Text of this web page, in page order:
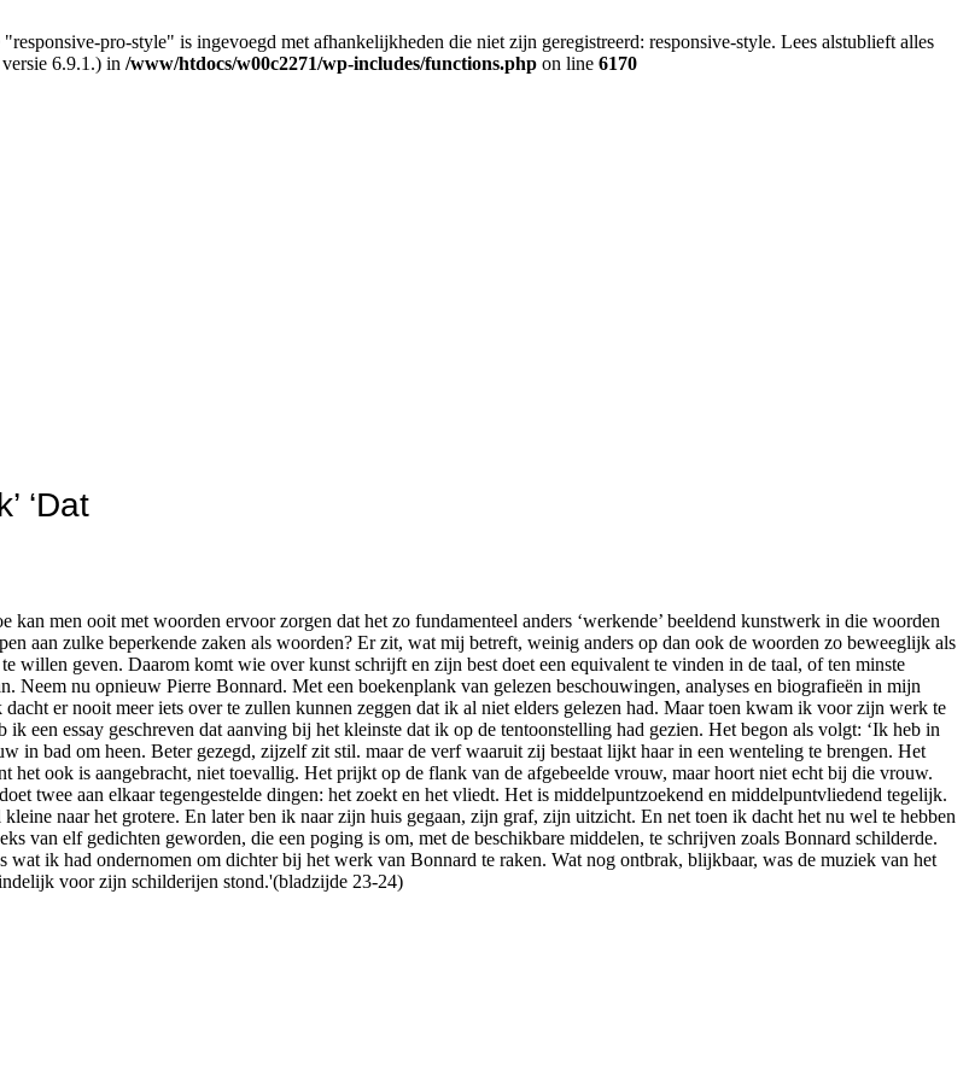
pro-style" is ingevoegd met afhankelijkheden die niet zijn geregistreerd: responsive-style. Lees alstublieft alles
6.9.1.) in /www/htdocs/w00c2271/wp-includes/functions.php on line 6170
‘Dat
kan men ooit met woorden ervoor zorgen dat het zo fundamenteel anders ‘werkende’ beeldend kunstwerk in die woorden
aan zulke beperkende zaken als woorden? Er zit, wat mij betreft, weinig anders op dan ook de woorden zo beweeglijk als
willen geven. Daarom komt wie over kunst schrijft en zijn best doet een equivalent te vinden in de taal, of ten minste
Neem nu opnieuw Pierre Bonnard. Met een boekenplank van gelezen beschouwingen, analyses en biografieën in mijn
er nooit meer iets over te zullen kunnen zeggen dat ik al niet elders gelezen had. Maar toen kwam ik voor zijn werk te
een essay geschreven dat aanving bij het kleinste dat ik op de tentoonstelling had gezien. Het begon als volgt: ‘Ik heb in
in bad om heen. Beter gezegd, zijzelf zit stil. maar de verf waaruit zij bestaat lijkt haar in een wenteling te brengen. Het
het ook is aangebracht, niet toevallig. Het prijkt op de flank van de afgebeelde vrouw, maar hoort niet echt bij die vrouw.
twee aan elkaar tegengestelde dingen: het zoekt en het vliedt. Het is middelpuntzoekend en middelpuntvliedend tegelijk.
naar het grotere. En later ben ik naar zijn huis gegaan, zijn graf, zijn uitzicht. En net toen ik dacht het nu wel te hebben
van elf gedichten geworden, die een poging is om, met de beschikbare middelen, te schrijven zoals Bonnard schilderde.
wat ik had ondernomen om dichter bij het werk van Bonnard te raken. Wat nog ontbrak, blijkbaar, was de muziek van het
voor zijn schilderijen stond.'(bladzijde 23-24)